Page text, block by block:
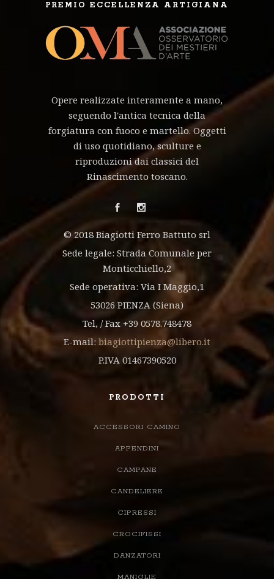
PREMIO ECCELLENZA ARTIGIANA
Opere realizzate interamente a mano,
seguendo l'antica tecnica della
forgiatura con fuoco e martello. Oggetti
di uso quotidiano, sculture e
riproduzioni dai classici del
Rinascimento toscano.
© 2018 Biagiotti Ferro Battuto srl
Sede legale: Strada Comunale per
Monticchiello,2
Sede operativa: Via I Maggio,1
53026 PIENZA (Siena)
Tel, / Fax +39 0578.748478
E-mail: biagiottipienza@libero.it
P.IVA 01467390520
PRODOTTI
ACCESSORI CAMINO
APPENDINI
CAMPANE
CANDELIERE
CIPRESSI
CROCIFISSI
DANZATORI
MANIGLIE